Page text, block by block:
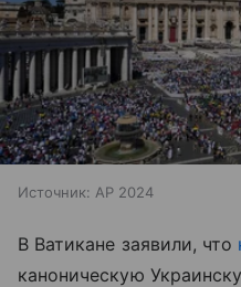
Источник: AP 2024
В Ватикане заявили, что
каноническую